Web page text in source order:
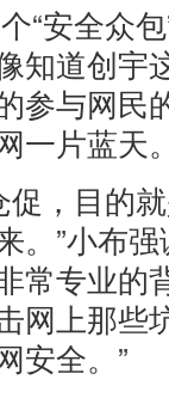
“安全众
知道创宇
参与网民
一片蓝天
促，目的
。”小布
常专业的
网上那些
安全。”